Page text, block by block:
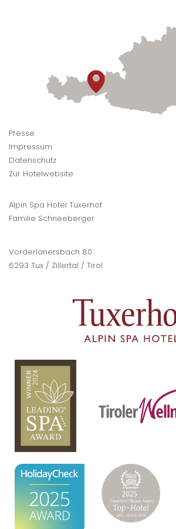
Alpin Spa Hotel Tuxerhof
Familie Schneeberger
Vorderlanersbach 80
6293 Tux / Zillertal / Tirol
Presse
Impressum
Datenschutz
Zur Hotelwebsite